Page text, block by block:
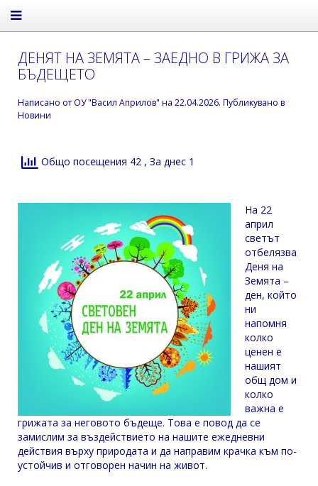
ДЕНЯТ НА ЗЕМЯТА – ЗАЕДНО В ГРИЖА ЗА
БЪДЕЩЕТО
Написано от ОУ "Васил Априлов" на 22.04.2026. Публикувано в
Новини
Общо посещения 42 , За днес 1
На 22
април
светът
отбелязва
Деня на
Земята –
ден, който
ни
напомня
колко
ценен е
нашият
общ дом и
колко
важна е
грижата за неговото бъдеще. Това е повод да се
замислим за въздействието на нашите ежедневни
действия върху природата и да направим крачка към по-
устойчив и отговорен начин на живот.